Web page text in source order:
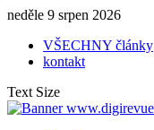
neděle 9 srpen 2026
VŠECHNY články
kontakt
Text Size